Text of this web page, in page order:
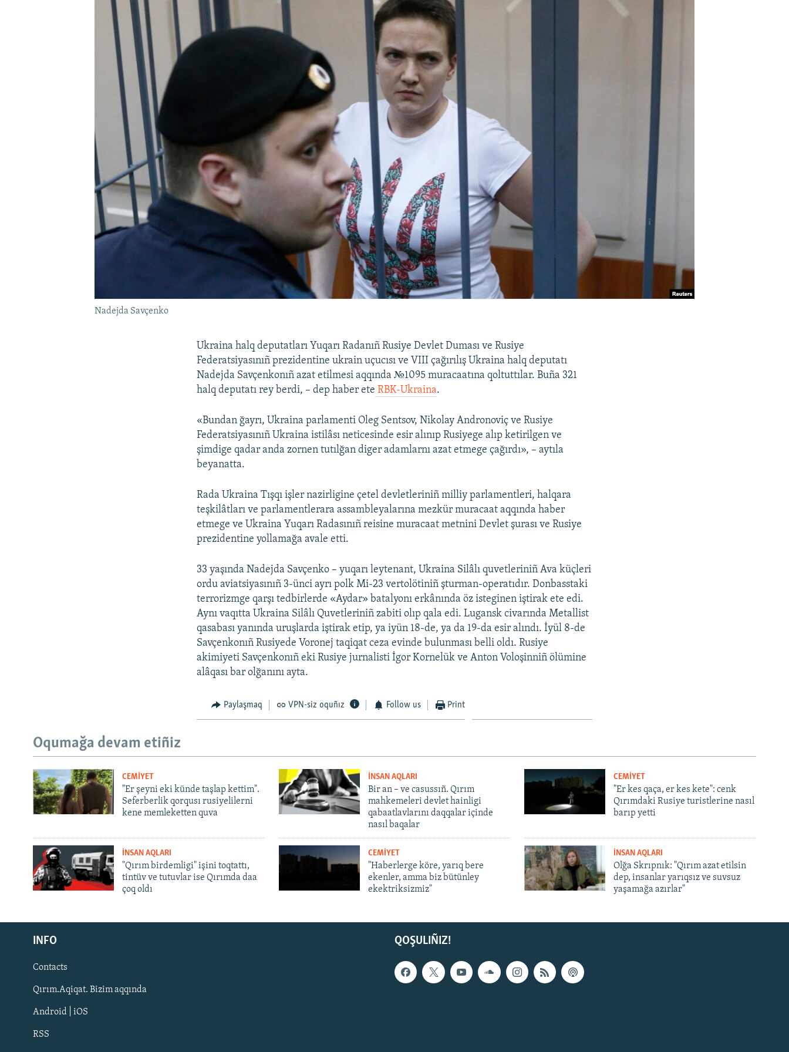
Русский
Українською
QOŞULIÑIZ!
Nadejda Savçenko
Ukraina halq deputatları Yuqarı Radanıñ Rusiye Devlet Duması ve Rusiye
Federatsiyasınıñ prezidentine ukrain uçucısı ve VIII çağırılış Ukraina halq deputatı
Nadejda Savçenkonıñ azat etilmesi aqqında №1095 muracaatına qoltuttılar. Buña 321
halq deputatı rey berdi, – dep haber ete RBK-Ukraina.
«Bundan ğayrı, Ukraina parlamenti Oleg Sentsov, Nikolay Andronoviç ve Rusiye
Federatsiyasınıñ Ukraina istilâsı neticesinde esir alınıp Rusiyege alıp ketirilgen ve
şimdige qadar anda zornen tutılğan diger adamlarnı azat etmege çağırdı», – aytıla
beyanatta.
Rada Ukraina Tışqı işler nazirligine çetel devletleriniñ milliy parlamentleri, halqara
teşkilâtları ve parlamentlerara assambleyalarına mezkür muracaat aqqında haber
etmege ve Ukraina Yuqarı Radasınıñ reisine muracaat metnini Devlet şurası ve Rusiye
prezidentine yollamağa avale etti.
33 yaşında Nadejda Savçenko – yuqarı leytenant, Ukraina Silâlı quvetleriniñ Ava küçleri
ordu aviatsiyasınıñ 3-ünci ayrı polk Mi-23 vertolötiniñ şturman-operatıdır. Donbasstaki
terrorizmge qarşı tedbirlerde «Aydar» batalyonı erkânında öz isteginen iştirak ete edi.
Aynı vaqıtta Ukraina Silâlı Quvetleriniñ zabiti olıp qala edi. Lugansk civarında Metallist
qasabası yanında uruşlarda iştirak etip, ya iyün 18-de, ya da 19-da esir alındı. İyül 8-de
Savçenkonıñ Rusiyede Voronej taqiqat ceza evinde bulunması belli oldı. Rusiye
akimiyeti Savçenkonıñ eki Rusiye jurnalisti İgor Kornelük ve Anton Voloşinniñ ölümine
alâqası bar olğanını ayta.
Paylaşmaq VPN-siz oquñız Follow us Print
Oqumağa devam etiñiz
CEMİYET
"Er şeyni eki künde taşlap kettim".
Seferberlik qorqusı rusiyelilerni
kene memleketten quva
İNSAN AQLARI
Bir an – ve casussıñ. Qırım
mahkemeleri devlet hainligi
qabaatlavlarını daqqalar içinde
nasıl baqalar
CEMİYET
"Er kes qaça, er kes kete": cenk
Qırımdaki Rusiye turistlerine nasıl
barıp yetti
İNSAN AQLARI
"Qırım birdemligi" işini toqtattı,
tintüv ve tutuvlar ise Qırımda daa
çoq oldı
CEMİYET
"Haberlerge köre, yarıq bere
ekenler, amma biz bütünley
ekektriksizmiz"
İNSAN AQLARI
Olğa Skrıpnık: "Qırım azat etilsin
dep, insanlar yarıqsız ve suvsuz
yaşamağa azırlar"
QOŞULIÑIZ!
INFO
Contacts
Qırım.Aqiqat. Bizim aqqında
Android | iOS
RSS